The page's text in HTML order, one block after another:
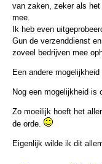
van zaken, zeker als
mee.
Ik heb even
Gun de verzenddienst
zoveel bedrijven mee
Een andere
Nog een mogelijkheid is
Zo moeilijk hoeft het
de orde.
Eigenlijk wilde ik dit